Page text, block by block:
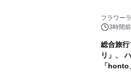
フラワー
3時間前
総合旅
リ」、
「honto